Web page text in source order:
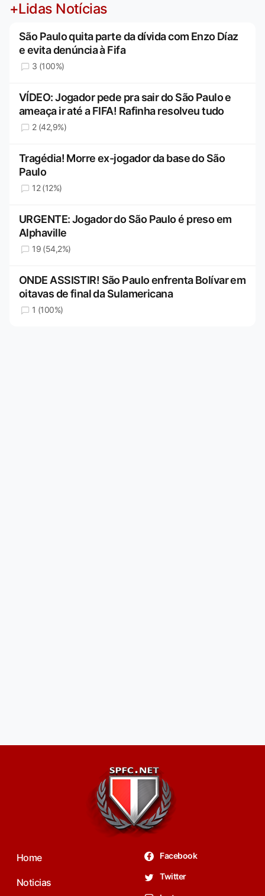
+Lidas Notícias
São Paulo quita parte da dívida com Enzo Díaz
e evita denúncia à Fifa
3 (100%)
VÍDEO: Jogador pede pra sair do São Paulo e
ameaça ir até a FIFA! Rafinha resolveu tudo
2 (42,9%)
Tragédia! Morre ex-jogador da base do São
Paulo
12 (12%)
URGENTE: Jogador do São Paulo é preso em
Alphaville
19 (54,2%)
ONDE ASSISTIR! São Paulo enfrenta Bolívar em
oitavas de final da Sulamericana
1 (100%)
Home
Noticias
Facebook
Twitter